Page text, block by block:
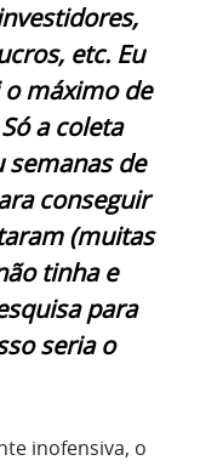
etc. Eu
máximo de
a coleta
semanas de
conseguir
(muitas
tinha e
para
seria o
inofensiva, o